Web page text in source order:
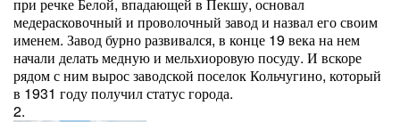
медерасковочный и проволочный завод и назвал его своим
именем. Завод бурно развивался, в конце 19 века на нем
начали делать медную и мельхиоровую посуду. И вскоре
рядом с ним вырос заводской поселок Кольчугино, который
в 1931 году получил статус города.
2.